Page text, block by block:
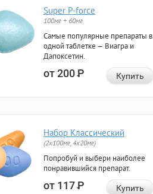
Super P-force
100мг + 60мг
Самые популярные препараты в
одной таблетке — Виагра и
Дапоксетин.
от 200Р Купить
Набор Классический
(2x100мг, 4x20мг)
Попробуй и выбери наиболее
понравившийся препарат.
от 117Р Купить